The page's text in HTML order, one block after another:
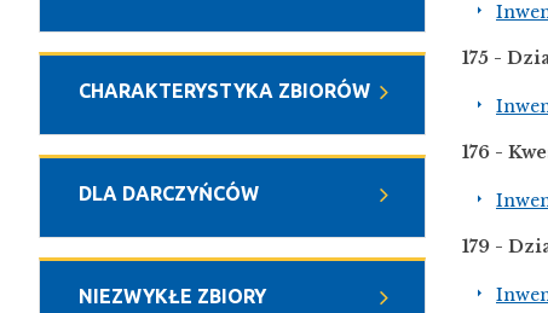
CHARAKTERYSTYKA ZBIORÓW
DLA DARCZYŃCÓW
NIEZWYKŁE ZBIORY
175 -
176 -
179 -